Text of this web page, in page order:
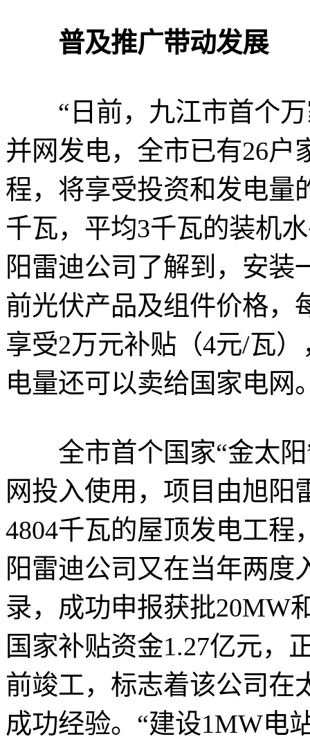
普及推广带动发展
“日前，九江市首个万
并网发电，全市已有26户
程，将享受投资和发电量
千瓦，平均3千瓦的装机
阳雷迪公司了解到，安装
前光伏产品及组件价格，
享受2万元补贴（4元/瓦
电量还可以卖给国家电网
全市首个国家“金太阳
网投入使用，项目由旭阳
4804千瓦的屋顶发电工程
阳雷迪公司又在当年两度
录，成功申报获批20MW
国家补贴资金1.27亿元，
前竣工，标志着该公司在
成功经验。“建设1MW电